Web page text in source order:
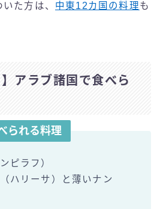
た方は、 中東12カ国の料理も
】アラブ諸国で食べら
られる料理
ピラフ）
ハリーサ）と薄いナン